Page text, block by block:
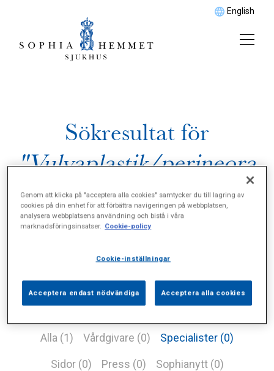
English
Sökresultat för
"Vulvaplastik/perineora
fi"
Alla (1) Vårdgivare (0) Specialister (0)
Sidor (0) Press (0) Sophianytt (0)
Genom att klicka på "acceptera alla cookies" samtycker du till lagring av
cookies på din enhet för att förbättra navigeringen på webbplatsen,
analysera webbplatsens användning och bistå i våra
marknadsföringsinsatser. Cookie-policy
Cookie-inställningar
Acceptera endast nödvändiga Acceptera alla cookies